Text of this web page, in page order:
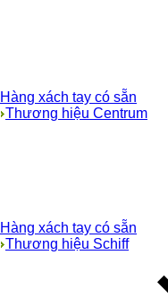
Hàng xách tay có sẵn
Thương hiệu Centrum
Hàng xách tay có sẵn
Thương hiệu Schiff